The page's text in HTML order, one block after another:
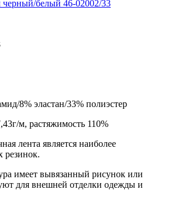
черный/белый 46-02002/33
8% эластан/33% полиэстер
м, растяжимость 110%
лента является наиболее
резинок.
имеет вывязанный рисунок или
для внешней отделки одежды и